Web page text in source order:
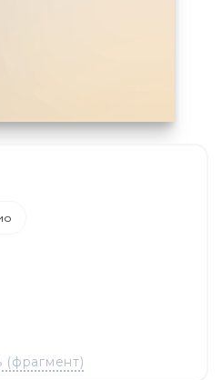
(фрагмент)